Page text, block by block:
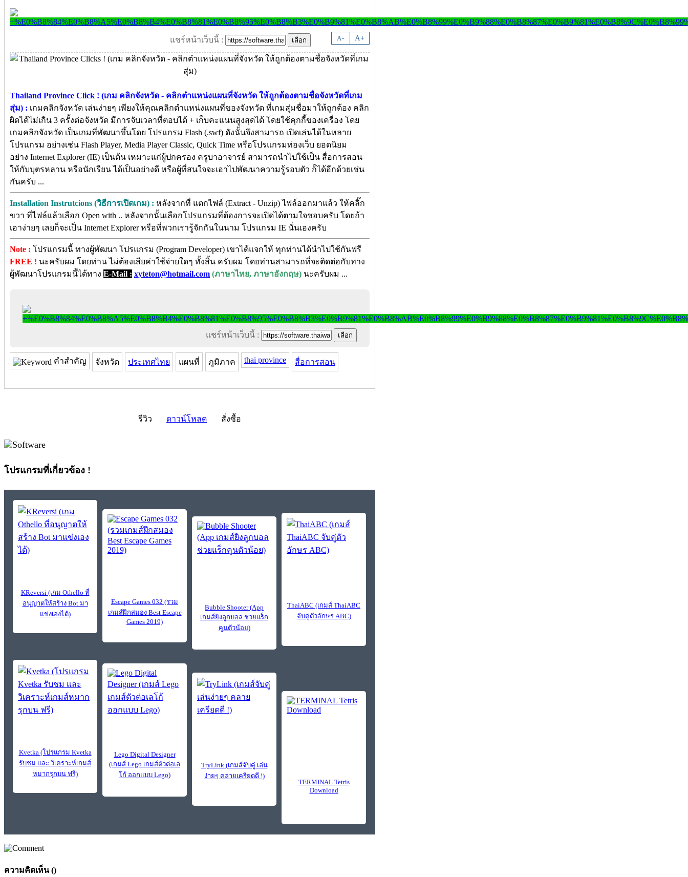
A- A+
แชร์หน้าเว็บนี้ :
Thailand Province Click ! (เกม คลิกจังหวัด - คลิกตำแหน่งแผนที่จังหวัด ให้ถูกต้องตามชื่อจังหวัดที่เกม
สุ่ม) : เกมคลิกจังหวัด เล่นง่ายๆ เพียงให้คุณคลิกตำแหน่งแผนที่ของจังหวัด ที่เกมสุ่มชื่อมาให้ถูกต้อง คลิก
ผิดได้ไม่เกิน 3 ครั้งต่อจังหวัด มีการจับเวลาที่ตอบได้ + เก็บคะแนนสูงสุดได้ โดยใช้คุกกี้ของเครื่อง โดย
เกมคลิกจังหวัด เป็นเกมที่พัฒนาขึ้นโดย โปรแกรม Flash (.swf) ดังนั้นจึงสามารถ เปิดเล่นได้ในหลาย
โปรแกรม อย่างเช่น Flash Player, Media Player Classic, Quick Time หรือโปรแกรมท่องเว็บ ยอดนิยม
อย่าง Internet Explorer (IE) เป็นต้น เหมาะแก่ผู้ปกครอง ครูบาอาจารย์ สามารถนำไปใช้เป็น สื่อการสอน
ให้กับบุตรหลาน หรือนักเรียน ได้เป็นอย่างดี หรือผู้ที่สนใจจะเอาไปพัฒนาความรู้รอบตัว ก็ได้อีกด้วยเช่น
กันครับ ...
Installation Instrutcions (วิธีการเปิดเกม) : หลังจากที่ แตกไฟล์ (Extract - Unzip) ไฟล์ออกมาแล้ว ให้คลิ๊ก
ขวา ที่ไฟล์แล้วเลือก Open with .. หลังจากนั้นเลือกโปรแกรมที่ต้องการจะเปิดได้ตามใจชอบครับ โดยถ้า
เอาง่ายๆ เลยก็จะเป็น Internet Explorer หรือที่พวกเรารู้จักกันในนาม โปรแกรม IE นั่นเองครับ
Note : โปรแกรมนี้ ทางผู้พัฒนา โปรแกรม (Program Developer) เขาได้แจกให้ ทุกท่านได้นำไปใช้กันฟรี
FREE ! นะครับผม โดยท่าน ไม่ต้องเสียค่าใช้จ่ายใดๆ ทั้งสิ้น ครับผม โดยท่านสามารถที่จะติดต่อกับทาง
ผู้พัฒนาโปรแกรมนี้ได้ทาง E-Mail : xyteton@hotmail.com (ภาษาไทย, ภาษาอังกฤษ) นะครับผม ...
แชร์หน้าเว็บนี้ :
คำสำคัญ จังหวัด ประเทศไทย แผนที่ ภูมิภาค thai province สื่อการสอน
รีวิว ดาวน์โหลด สั่งซื้อ
โปรแกรมที่เกี่ยวข้อง !
KReversi (เกม Othello ที่
อนุญาตให้สร้าง Bot มา
แข่งเองได้)
Escape Games 032 (รวม
เกมส์ฝึกสมอง Best Escape
Games 2019)
Bubble Shooter (App
เกมส์ยิงลูกบอล ช่วยแร็ก
คูนตัวน้อย)
ThaiABC (เกมส์ ThaiABC
จับคู่ตัวอักษร ABC)
Kvetka (โปรแกรม Kvetka
รับชม และ วิเคราะห์เกมส์
หมากรุกบน ฟรี)
Lego Digital Designer
(เกมส์ Lego เกมส์ตัวต่อเล
โก้ ออกแบบ Lego)
TryLink (เกมส์จับคู่ เล่น
ง่ายๆ คลายเครียดดี !)
TERMINAL Tetris
Download
ความคิดเห็น ()